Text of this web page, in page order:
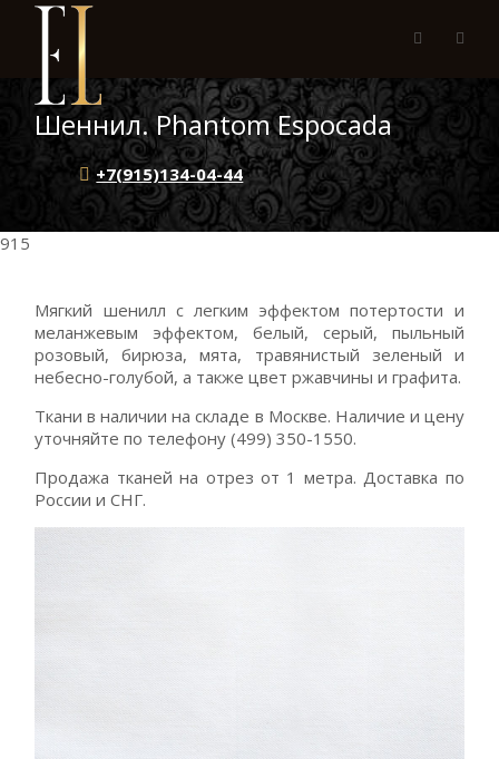
Шеннил. Phantom Espocada
+7(915)134-04-44
915
Мягкий шенилл с легким эффектом потертости и
меланжевым эффектом, белый, серый, пыльный
розовый, бирюза, мята, травянистый зеленый и
небесно-голубой, а также цвет ржавчины и графита.
Ткани в наличии на складе в Москве. Наличие и цену
уточняйте по телефону (499) 350-1550.
Продажа тканей на отрез от 1 метра. Доставка по
России и СНГ.